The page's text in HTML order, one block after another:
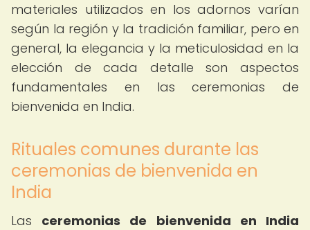
materiales utilizados en los adornos varían
según la región y la tradición familiar, pero en
general, la elegancia y la meticulosidad en la
elección de cada detalle son aspectos
fundamentales en las ceremonias de
bienvenida en India.
Rituales comunes durante las
ceremonias de bienvenida en
India
Las ceremonias de bienvenida en India